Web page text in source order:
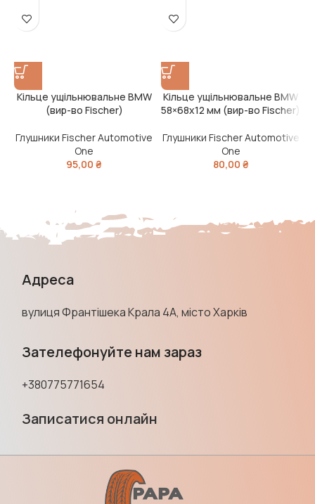
Кільце ущільнювальне BMW
(вир-во Fischer)
Глушники Fischer Automotive
One
95,00 ₴
Кільце ущільнювальне BMW
58×68х12 мм (вир-во Fischer)
Глушники Fischer Automotive
One
80,00 ₴
Адреса
вулиця Франтішека Крала 4А, місто Харків
Зателефонуйте нам зараз
+380775771654
Записатися онлайн